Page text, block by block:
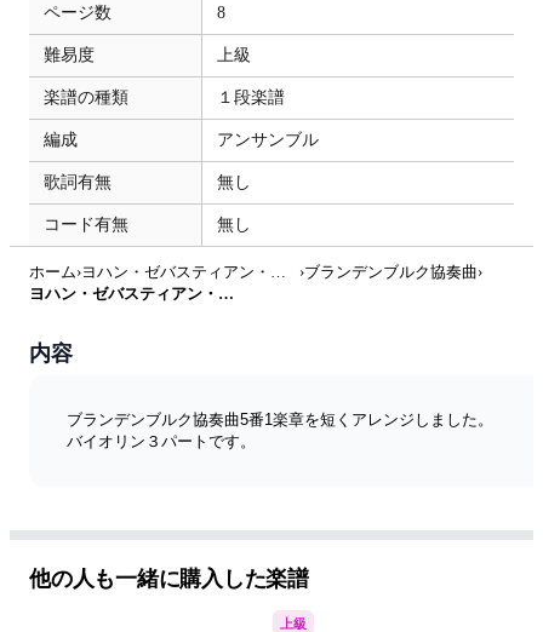
ページ数 8
難易度 上級
楽譜の種類 １段楽譜
編成 アンサンブル
歌詞有無 無し
コード有無 無し
ホーム› ›ブランデンブルク協奏曲›
ヨハン・ゼバスティアン・バッハ - ブランデンブルク協奏曲 by フミ子
内容
ブランデンブルク協奏曲5番1楽章を短くアレンジしました。
バイオリン３パートです。
他の人も一緒に購入した楽譜
上級